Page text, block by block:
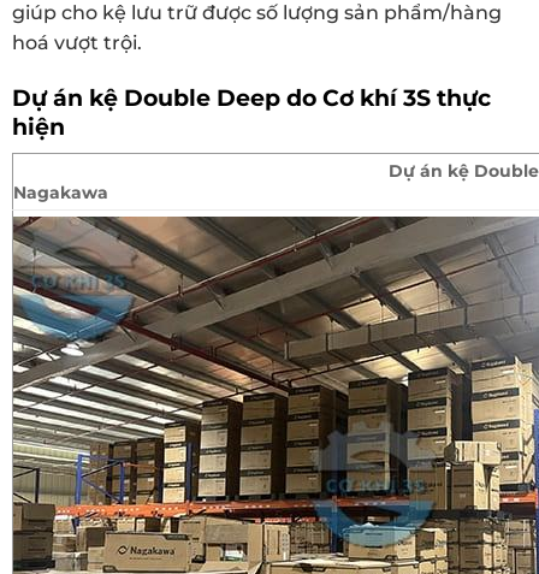
giúp cho kệ lưu trữ được số lượng sản phẩm/hàng
hoá vượt trội.
Dự án kệ Double Deep do Cơ khí 3S thực
hiện
Dự án kệ Double Deep tại
Nagakawa